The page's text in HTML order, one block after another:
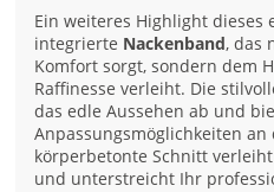
Ein weiteres Highlight dieses
integrierte Nackenband, das
Komfort sorgt, sondern dem
Raffinesse verleiht. Die
das edle Aussehen ab und
Anpassungsmöglichkeiten
körperbetonte Schnitt
und unterstreicht Ihr